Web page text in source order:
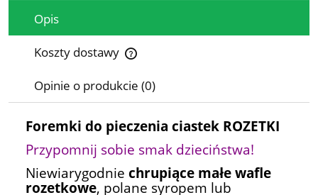
Opis
Koszty dostawy
Cena nie zawiera ewentualnych kosztów płatności
Opinie o produkcie (0)
Foremki do pieczenia ciastek ROZETKI
Przypomnij sobie smak dzieciństwa!
Niewiarygodnie chrupiące małe wafle
rozetkowe, polane syropem lub